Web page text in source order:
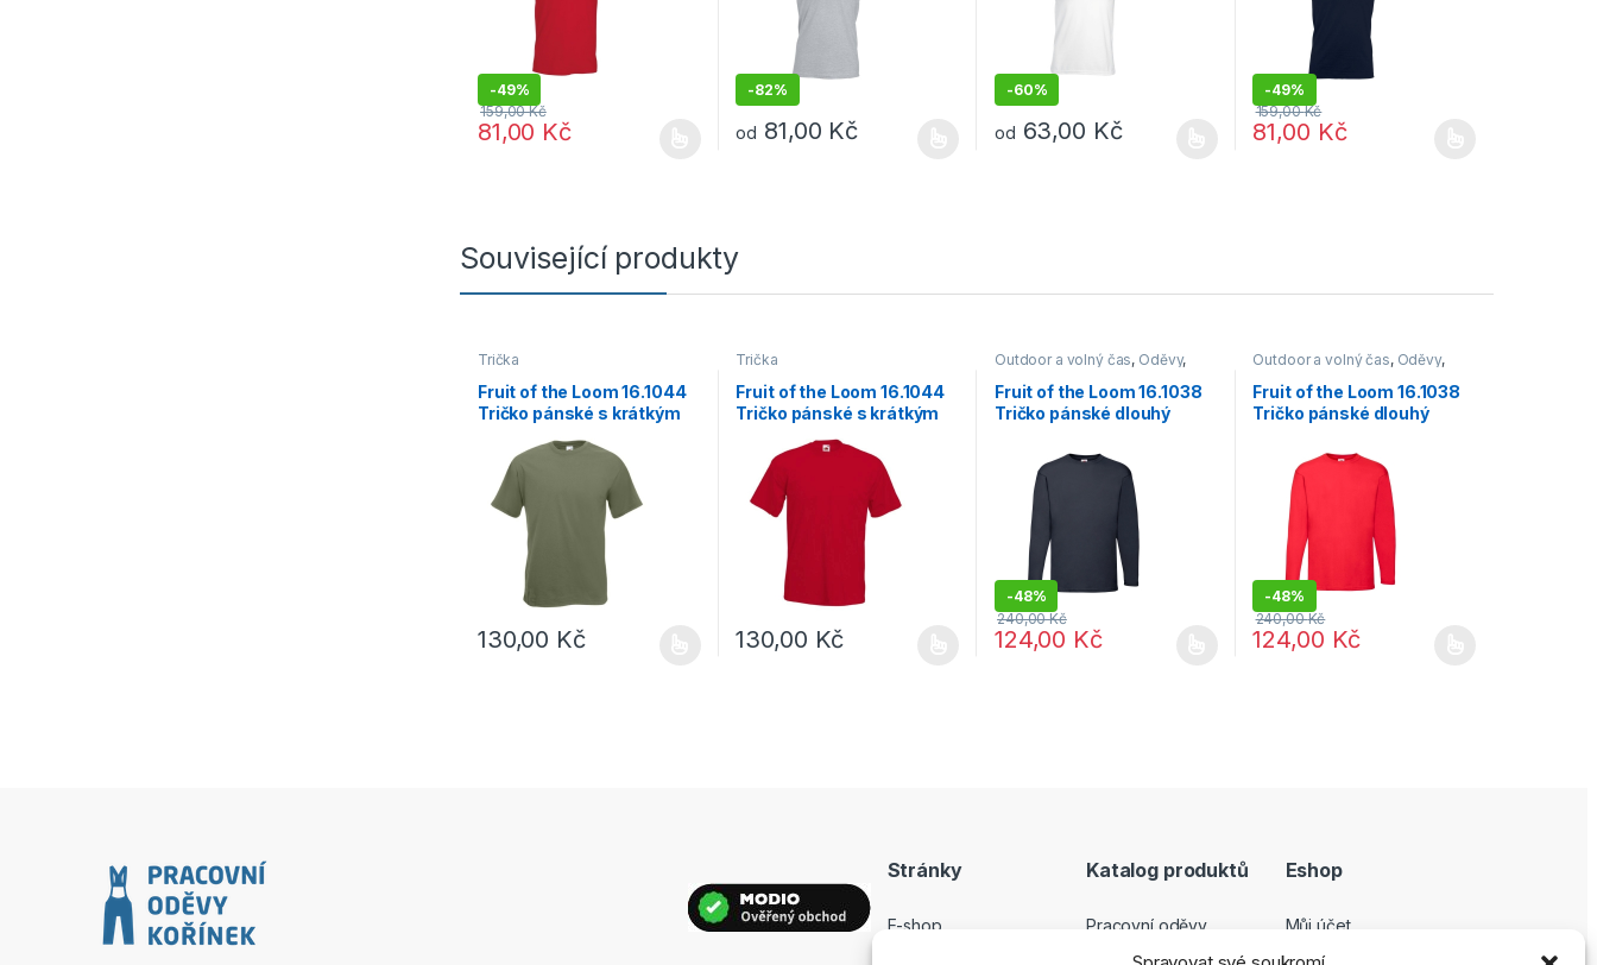
-49%
81,00 Kč
159,00Kč
Tento produkt má více variant. Možnosti lze vybrat na stránce produktu
-82%
od 81,00 Kč
Tento produkt má více variant. Možnosti lze vybrat na stránce produktu
-60%
od 63,00 Kč
Tento produkt má více variant. Možnosti lze vybrat na stránce produktu
-49%
81,00 Kč
159,00Kč
Tento produkt má více variant. Možnosti
Související produkty
Trička
Fruit of the Loom 16.1044
Tričko pánské s krátkým
130,00 Kč
Tento produkt má více variant. Možnosti lze vybrat na stránce produktu
Trička
Fruit of the Loom 16.1044
Tričko pánské s krátkým
rukávem red
130,00 Kč
Tento produkt má více variant. Možnosti lze vybrat na stránce produktu
Outdoor a volný čas, Oděvy,
Fruit of the Loom 16.1038
Tričko pánské dlouhý
-48%
124,00 Kč
240,00Kč
Tento produkt má více variant. Možnosti lze vybrat na stránce produktu
Outdoor a volný čas, Oděvy,
Fruit of the Loom 16.1038
Tričko pánské dlouhý
-48%
124,00 Kč
240,00Kč
Tento produkt má více variant. Možnosti
Stránky
E-shop
Katalog produktů
Pracovní oděvy
Pracovní obuv
Eshop
Můj účet
Pokladna